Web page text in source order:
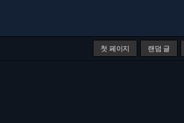
첫 페이지 랜덤 글